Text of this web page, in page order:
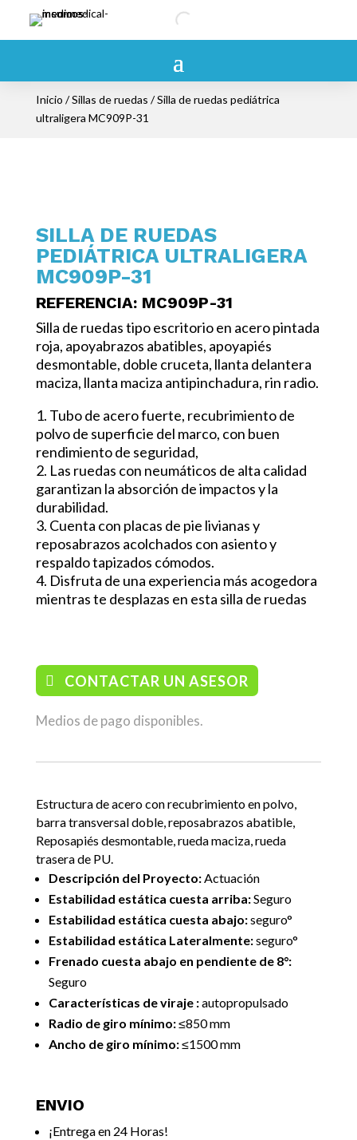
Inicio /Sillas de ruedas / Silla de ruedas pediátrica
ultraligera MC909P-31
SILLA DE RUEDAS
PEDIÁTRICA ULTRALIGERA
MC909P-31
REFERENCIA: MC909P-31
Silla de ruedas tipo escritorio en acero pintada
roja, apoyabrazos abatibles, apoyapiés
desmontable, doble cruceta, llanta delantera
maciza, llanta maciza antipinchadura, rin radio.
1. Tubo de acero fuerte, recubrimiento de
polvo de superficie del marco, con buen
rendimiento de seguridad,
2. Las ruedas con neumáticos de alta calidad
garantizan la absorción de impactos y la
durabilidad.
3. Cuenta con placas de pie livianas y
reposabrazos acolchados con asiento y
respaldo tapizados cómodos.
4. Disfruta de una experiencia más acogedora
mientras te desplazas en esta silla de ruedas
CONTACTAR UN ASESOR
Medios de pago disponibles.
Estructura de acero con recubrimiento en polvo,
barra transversal doble, reposabrazos abatible,
Reposapiés desmontable, rueda maciza, rueda
trasera de PU.
Descripción del Proyecto:Actuación
Estabilidad estática cuesta arriba:Seguro
Estabilidad estática cuesta abajo:seguro°
Estabilidad estática Lateralmente:seguro°
Frenado cuesta abajo en pendiente de 8°:
Seguro
Características de viraje :autopropulsado
Radio de giro mínimo:≤850 mm
Ancho de giro mínimo:≤1500 mm
ENVIO
¡Entrega en 24 Horas!